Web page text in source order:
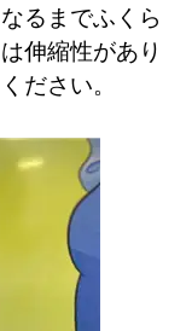
るまでふくら
伸縮性があり
ださい。